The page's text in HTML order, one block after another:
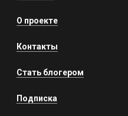
О проекте
Контакты
Стать блогером
Подписка